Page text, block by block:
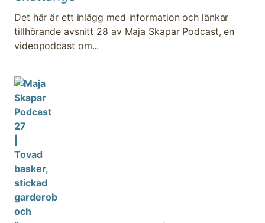
Det här är ett inlägg med information och länkar
tillhörande avsnitt 28 av Maja Skapar Podcast, en
videopodcast om...